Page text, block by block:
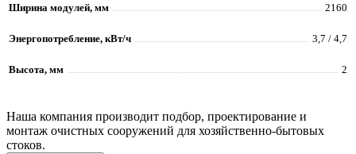
Ширина модулей, мм 2160
Энергопотребление, кВт/ч 3,7 / 4,7
Высота, мм 2
Наша компания производит подбор, проектирование и
монтаж очистных сооружений для хозяйственно-бытовых
стоков.